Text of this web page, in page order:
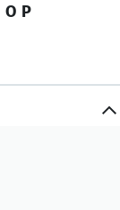
O P